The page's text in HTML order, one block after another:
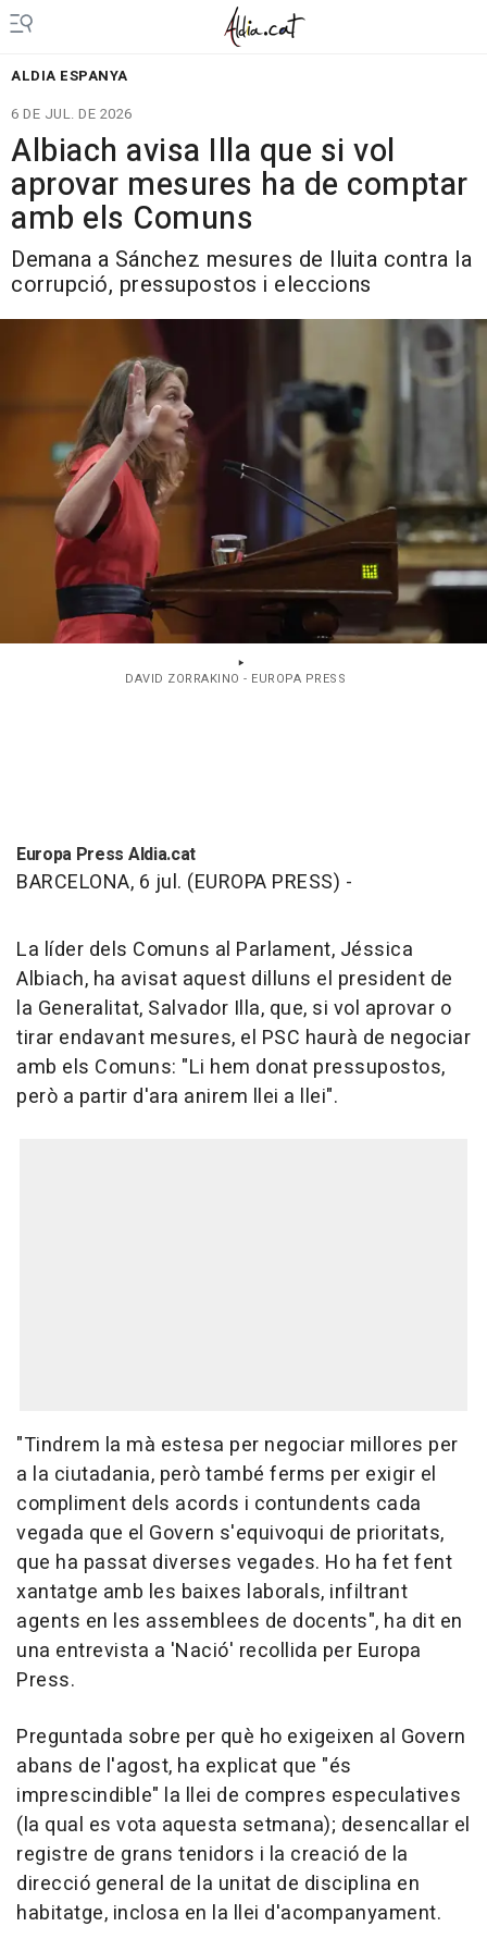
ALDIA ESPANYA
6 DE JUL. DE 2026
Albiach avisa Illa que si vol
aprovar mesures ha de comptar
amb els Comuns
Demana a Sánchez mesures de lluita contra la
corrupció, pressupostos i eleccions
DAVID ZORRAKINO - EUROPA PRESS
Europa Press Aldia.cat
BARCELONA, 6 jul. (EUROPA PRESS) -
La líder dels Comuns al Parlament, Jéssica
Albiach, ha avisat aquest dilluns el president de
la Generalitat, Salvador Illa, que, si vol aprovar o
tirar endavant mesures, el PSC haurà de negociar
amb els Comuns: "Li hem donat pressupostos,
però a partir d'ara anirem llei a llei".
"Tindrem la mà estesa per negociar millores per
a la ciutadania, però també ferms per exigir el
compliment dels acords i contundents cada
vegada que el Govern s'equivoqui de prioritats,
que ha passat diverses vegades. Ho ha fet fent
xantatge amb les baixes laborals, infiltrant
agents en les assemblees de docents", ha dit en
una entrevista a 'Nació' recollida per Europa
Press.
Preguntada sobre per què ho exigeixen al Govern
abans de l'agost, ha explicat que "és
imprescindible" la llei de compres especulatives
(la qual es vota aquesta setmana); desencallar el
registre de grans tenidors i la creació de la
direcció general de la unitat de disciplina en
habitatge, inclosa en la llei d'acompanyament.